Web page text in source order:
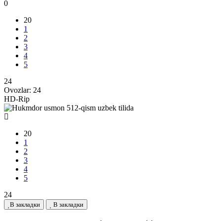
0
20
1
2
3
4
5
24
Ovozlar: 24
HD-Rip
20
1
2
3
4
5
24
В закладки В закладки